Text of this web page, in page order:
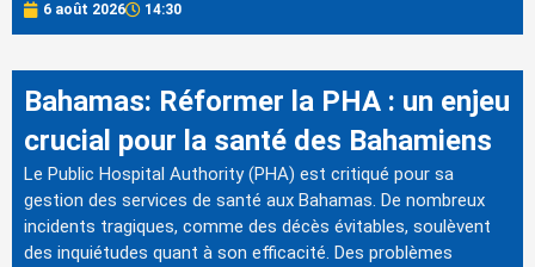
6 août 2026 14:30
Bahamas: Réformer la PHA : un enjeu
crucial pour la santé des Bahamiens
Le Public Hospital Authority (PHA) est critiqué pour sa
gestion des services de santé aux Bahamas. De nombreux
incidents tragiques, comme des décès évitables, soulèvent
des inquiétudes quant à son efficacité. Des problèmes